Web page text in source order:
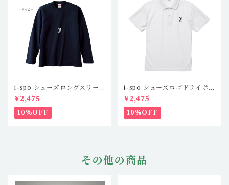
i-spo シューズロングスリー
ブTシャツ2 IS-LS-201,2,3,
4（4カラー）
¥2,475
10%OFF
i-spo シューズロゴドライポ
ロシャツツ IS-DP-101,2,3,
4(4カラー)
¥2,475
10%OFF
その他の商品